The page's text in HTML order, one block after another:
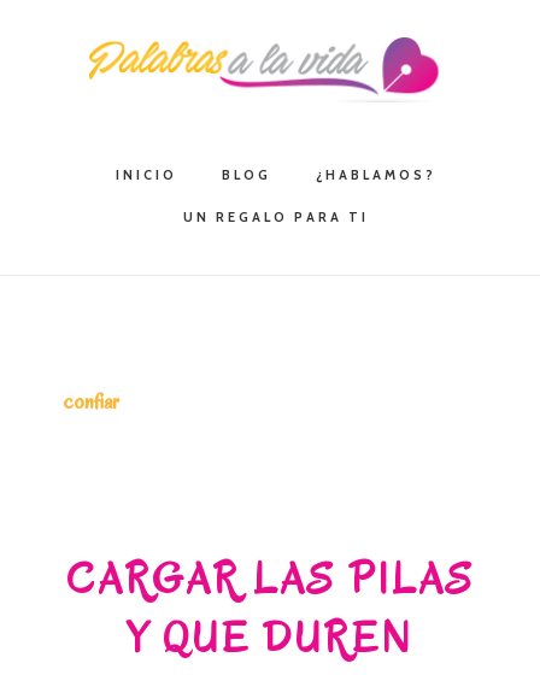
contenido
INICIO BLOG ¿HABLAMOS?
UN REGALO PARA TI
confiar
CARGAR LAS PILAS
Y QUE DUREN